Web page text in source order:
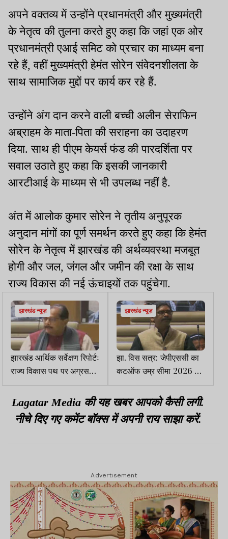
अपने वक्तव्य में उन्होंने प्रधानमंत्री और मुख्यमंत्री
के नेतृत्व की तुलना करते हुए कहा कि जहां एक ओर
प्रधानमंत्री एआई समिट को प्रचार का माध्यम बना
रहे हैं, वहीं मुख्यमंत्री हेमंत सोरेन संवेदनशीलता के
साथ सामाजिक मुद्दों पर कार्य कर रहे हैं.
उन्होंने अंग दान करने वाली बच्ची अलीन सेराफिन
अब्राहम के माता-पिता की सराहना का उदाहरण
दिया. साथ ही पीएम केयर्स फंड की पारदर्शिता पर
सवाल उठाते हुए कहा कि इसकी जानकारी
आरटीआई के माध्यम से भी उपलब्ध नहीं है.
अंत में आलोक कुमार सोरेन ने तृतीय अनुपूरक
अनुदान मांगों का पूर्ण समर्थन करते हुए कहा कि हेमंत
सोरेन के नेतृत्व में झारखंड की अर्थव्यवस्था मजबूत
होगी और जल, जंगल और जमीन की रक्षा के साथ
राज्य विकास की नई ऊंचाइयों तक पहुंचेगा.
झारखंड न्यूज़
झारखंड आर्थिक सर्वेक्षण रिपोर्टः
राज्य विकास पथ पर अग्रसर,
प्रति व्यक्ति आय भी सवा लाख
पार
झारखंड न्यूज़
झा. विस सत्र: जेपीएससी का
कटऑफ उम्र सीमा 2026 के
बदले अगस्त 2022 किया गया
Lagatar Media की यह खबर आपको कैसी लगी.
नीचे दिए गए कमेंट बॉक्स में अपनी राय साझा करें.
Advertisement